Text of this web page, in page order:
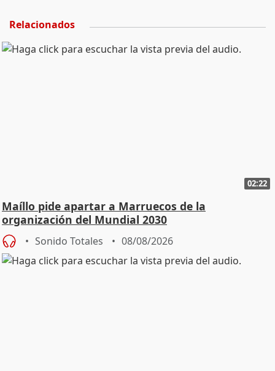
Relacionados
02:22
Maíllo pide apartar a Marruecos de la
organización del Mundial 2030
Sonido Totales 08/08/2026